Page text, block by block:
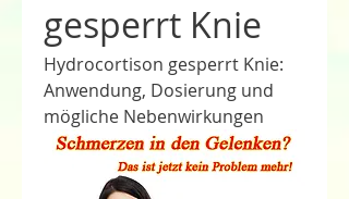
gesperrt Knie
Hydrocortison gesperrt Knie:
Anwendung, Dosierung und
mögliche Nebenwirkungen